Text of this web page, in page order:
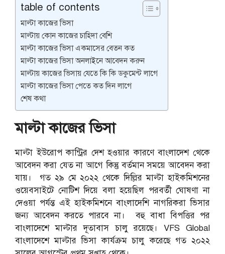
table of contents
মাল্টা কাজের ভিসা
মাল্টায় কোন কাজের চাহিদা বেশি
মাল্টা কাজের ভিসা একমাসের বেতন কত
মাল্টা কাজের ভিসা অনলাইনে আবেদন করুন
মাল্টায় কাজের ভিসায় যেতে কি কি ডকুমেন্ট লাগে
মাল্টা কাজের ভিসা পেতে কত দিন লাগে
শেষ কথা
মাল্টা কাজের ভিসা
মাল্টা ইউরোপ কান্ট্রির দেশ হওয়ার কারণে বাংলাদেশ থেকে
আবেদন করা যেত না আগে কিন্তু বর্তমান সময়ে আবেদন করা
যায়। গত ২৯ মে ২০২২ থেকে দিল্লির মাল্টা হাইকমিশনের
ওয়েবসাইটে নোটিশ দিয়ে বলা হয়েছিল পরবর্তী ঘোষণা না
দেওয়া পর্যন্ত এই হাইকমিশনে বাংলাদেশি নাগরিকরা ভিসার
জন্য আবেদন করতে পারবে না। বহু বাধা বিপত্তির পর
বাংলাদেশে মাল্টার দূতাবাস চালু রয়েছে। VFS Global
বাংলাদেশে মাল্টার ভিসা কার্যক্রম চালু করেছে গত ২০২২